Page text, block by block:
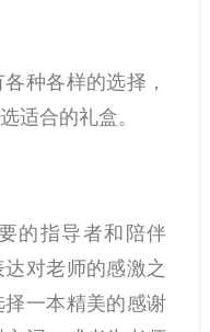
种各样的选择，
适合的礼盒。
的指导者和陪伴
对老师的感激之
一本精美的感谢